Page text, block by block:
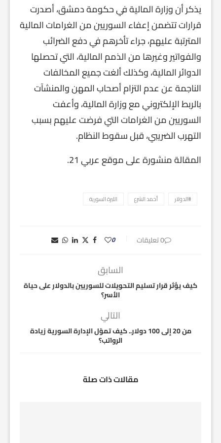
يذكر أن وزارة المالية في حكومة دمشق، أصدرت
قرارات تتضمن إعفاء السوريين من الغرامات المالية
المترتبة عليهم، جراء تأخرهم في دفع الضرائب
والفواتير وغيرها من الذمم المالية، التي تحصلها
الدوائر المالية، وكذلك ألغت جميع المخالفات
الناجمة عن عدم التزام أصحاب المهن والمنشآت
بالربط الإلكتروني مع وزارة المالية، وأعفت
السوريين من الغرامات التي فرضت عليهم بسبب
التهرب الضريبي، قبل سقوط النظام.
المقالة منشورة على موقع عربي 21.
#الدولار أحمد الشرع الليرة السورية
0 تعليقات 0
السابق
كيف يؤثر قرار تسليم التحويلات للسوريين بالدولار على حياة
الأسر؟
التالي
من 20 إلى 100 دولار.. كيف تموّل الإدارة السورية زيادة
الرواتب؟
مقالات ذات صلة